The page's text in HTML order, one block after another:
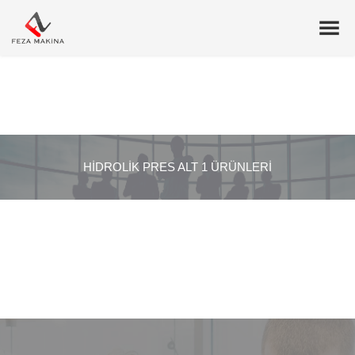
HIDROLIK PRES ALT 1 ÜRÜNLERI